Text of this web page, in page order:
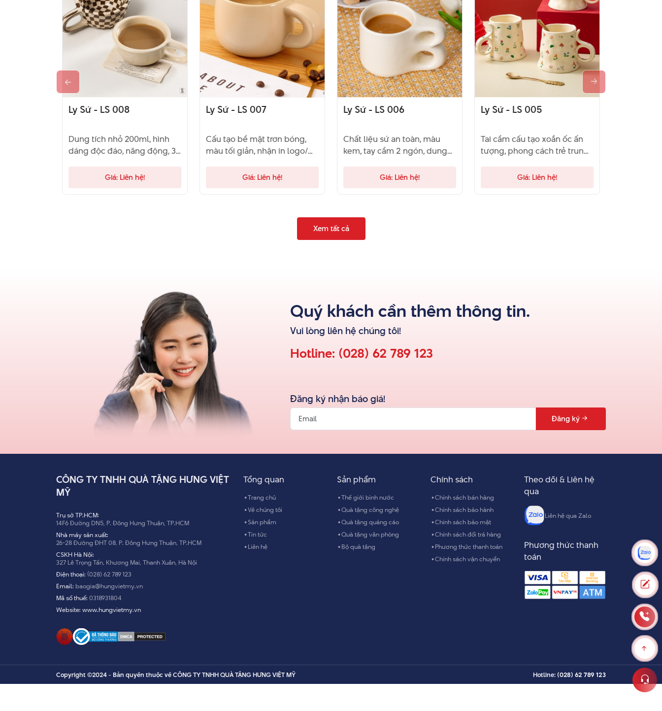
Ly Sứ - LS 008
Dung tích nhỏ 200ml, hình
dáng độc đáo, năng động, 3
Giá: Liên hệ!
Ly Sứ - LS 007
Cấu tạo bề mặt trơn bóng,
màu tối giản, nhận in logo/
Giá: Liên hệ!
Ly Sứ - LS 006
Chất liệu sứ an toàn, màu
kem, tay cầm 2 ngón, dung
Giá: Liên hệ!
Ly Sứ - LS 005
Tai cầm cấu tạo xoắn ốc ấn
tượng, phong cách trẻ trung,
Giá: Liên hệ!
Xem tất cả
Quý khách cần thêm thông tin.
Vui lòng liên hệchúng tôi!
Hotline: (028) 62 789 123
Đăng ký nhận báo giá!
Đăng ký
CÔNG TY TNHH QUÀ TẶNG HƯNG VIỆT
MỸ
Trụ sở TP.HCM:
14F6 Đường DN5, P. Đông Hưng Thuận, TP.HCM
Nhà máy sản xuất:
26-28 Đường ĐHT 08, P. Đông Hưng Thuận, TP.HCM
CSKH Hà Nội:
327 Lê Trọng Tấn, Khương Mai, Thanh Xuân, Hà Nội
Điện thoại: (028) 62 789 123
Email: baogia@hungvietmy.vn
Mã số thuế: 0318931804
Website: www.hungvietmy.vn
Tổng quan
Trang chủ
Về chúng tôi
Sản phẩm
Tin tức
Liên hệ
Sản phẩm
Thế giới bình nước
Quà tặng công nghệ
Quà tặng quảng cáo
Quà tặng văn phòng
Bộ quà tặng
Chính sách
Chính sách bán hàng
Chính sách bảo hành
Chính sách bảo mật
Chính sách đổi trả hàng
Phương thức thanh toán
Chính sách vận chuyển
Theo dõi & Liên hệ
qua
Liên hệ qua Zalo
Phương thức thanh
toán
Copyright ©2024 - Bản quyền thuộc về CÔNG TY TNHH QUÀ TẶNG HƯNG VIỆT MỸ Hotline:(028) 62 789 123